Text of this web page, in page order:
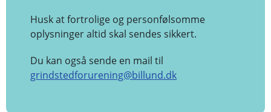
Husk at fortrolige og personfølsomme
oplysninger altid skal sendes sikkert.
Du kan også sende en mail til
grindstedforurening@billund.dk